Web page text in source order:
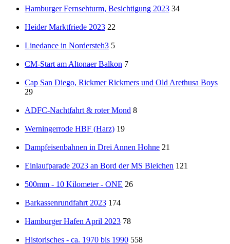
Hamburger Fernsehturm, Besichtigung 2023 34
Heider Marktfriede 2023 22
Linedance in Nordersteh3 5
CM-Start am Altonaer Balkon 7
Cap San Diego, Rickmer Rickmers und Old Arethusa Boys
29
ADFC-Nachtfahrt & roter Mond 8
Werningerrode HBF (Harz) 19
Dampfeisenbahnen in Drei Annen Hohne 21
Einlaufparade 2023 an Bord der MS Bleichen 121
500mm - 10 Kilometer - ONE 26
Barkassenrundfahrt 2023 174
Hamburger Hafen April 2023 78
Historisches - ca. 1970 bis 1990 558